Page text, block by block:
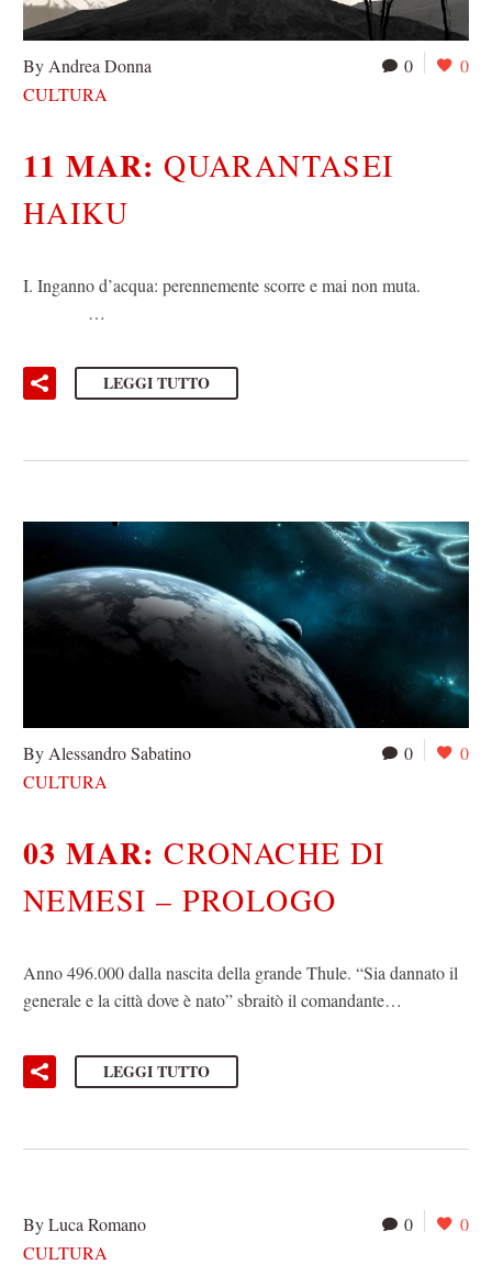
0 0
By Andrea Donna
CULTURA
11 MAR: QUARANTASEI
HAIKU
I. Inganno d’acqua: perennemente scorre e mai non muta.
…
LEGGI TUTTO
0 0
By Alessandro Sabatino
CULTURA
03 MAR:CRONACHE DI
NEMESI – PROLOGO
Anno 496.000 dalla nascita della grande Thule. “Sia dannato il
generale e la città dove è nato” sbraitò il comandante…
LEGGI TUTTO
0 0
By Luca Romano
CULTURA